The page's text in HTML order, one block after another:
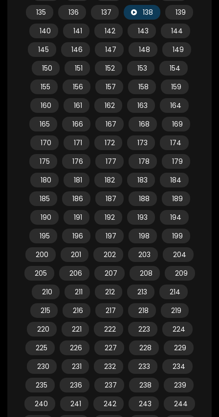
135
136 137 138
139
140
141 142 143
144
145
146 147 148
149
150
151 152 153
154
155
156 157 158
159
160
161 162 163
164
165
166 167 168
169
170
171 172 173
174
175
176 177 178
179
180
181 182 183
184
185
186 187 188
189
190
191 192 193
194
195
196 197 198
199
200
201 202 203
204
205
206 207 208
209
210
211 212 213
214
215
216 217 218
219
220
221 222 223
224
225
226 227 228
229
230
231 232 233
234
235
236 237 238
239
240
241 242 243
244